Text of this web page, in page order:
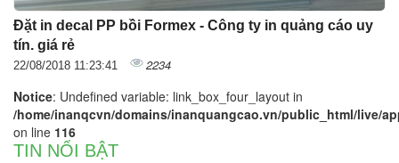
Đặt in decal PP bồi Formex - Công ty in quảng cáo uy
tín. giá rẻ
22/08/2018 11:23:41 2234
Notice: Undefined variable: link_box_four_layout in
/home/inanqcvn/domains/inanquangcao.vn/public_html/live/
on line 116
TIN NỔI BẬT